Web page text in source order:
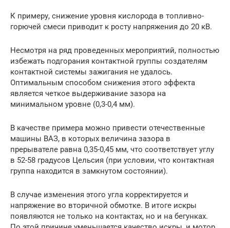
К примеру, снижение уровня кислорода в топливно-
горючей смеси приводит к росту напряжения до 20 кВ.
Несмотря на ряд проведенных мероприятий, полностью
избежать подгорания контактной группы создателям
контактной системы зажигания не удалось.
Оптимальным способом снижения этого эффекта
является четкое выдерживание зазора на
минимальном уровне (0,3-0,4 мм).
В качестве примера можно привести отечественные
машины ВАЗ, в которых величина зазора в
прерывателе равна 0,35-0,45 мм, что соответствует углу
в 52-58 градусов Цельсия (при условии, что контактная
группа находится в замкнутом состоянии).
В случае изменения этого угла корректируется и
напряжение во вторичной обмотке. В итоге искры
появляются не только на контактах, но и на бегунках.